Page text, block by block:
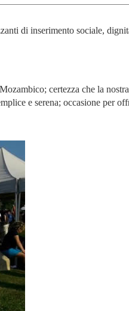
di inserimento sociale,
certezza che la
e serena; occasione per